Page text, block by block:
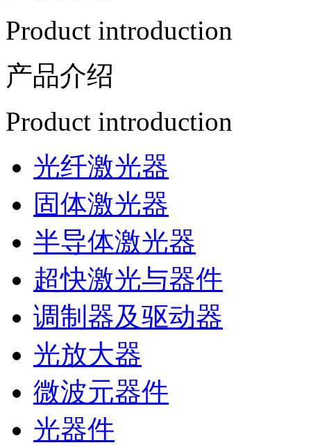
Product introduction
产品介绍
Product introduction
光纤激光器
固体激光器
半导体激光器
超快激光与器件
调制器及驱动器
光放大器
微波元器件
光器件